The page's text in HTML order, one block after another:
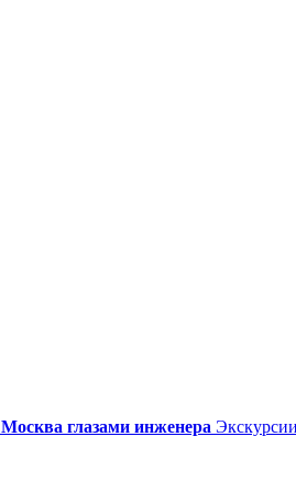
Москва глазами инженера